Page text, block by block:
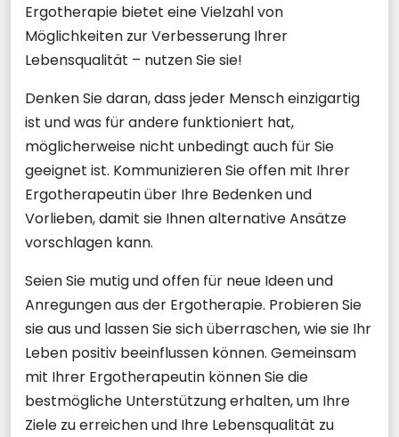
Ergotherapie bietet eine Vielzahl von
Möglichkeiten zur Verbesserung Ihrer
Lebensqualität – nutzen Sie sie!
Denken Sie daran, dass jeder Mensch einzigartig
ist und was für andere funktioniert hat,
möglicherweise nicht unbedingt auch für Sie
geeignet ist. Kommunizieren Sie offen mit Ihrer
Ergotherapeutin über Ihre Bedenken und
Vorlieben, damit sie Ihnen alternative Ansätze
vorschlagen kann.
Seien Sie mutig und offen für neue Ideen und
Anregungen aus der Ergotherapie. Probieren Sie
sie aus und lassen Sie sich überraschen, wie sie Ihr
Leben positiv beeinflussen können. Gemeinsam
mit Ihrer Ergotherapeutin können Sie die
bestmögliche Unterstützung erhalten, um Ihre
Ziele zu erreichen und Ihre Lebensqualität zu